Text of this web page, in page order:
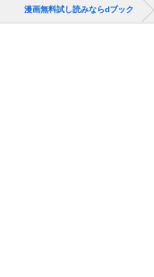
漫画無料試し読みならdブック